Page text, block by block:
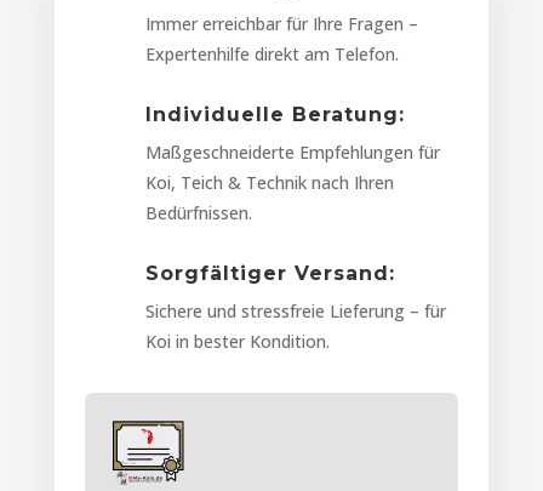
Immer erreichbar für Ihre Fragen –
Expertenhilfe direkt am Telefon.
Individuelle Beratung:
Maßgeschneiderte Empfehlungen für
Koi, Teich & Technik nach Ihren
Bedürfnissen.
Sorgfältiger Versand:
Sichere und stressfreie Lieferung – für
Koi in bester Kondition.